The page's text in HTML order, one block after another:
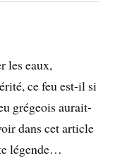
les eaux,
ce feu est-il si
grégeois aurait-
dans cet article
légende…